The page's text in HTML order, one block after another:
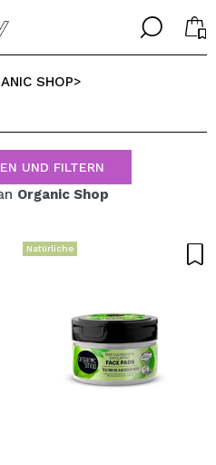
╳
ich habe ein Konto
╳
SPRACHE
SHOP>
UND FILTERN
Organic Shop
Natürliche